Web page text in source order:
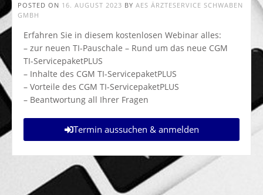
POSTED ON 16. AUGUST 2023 BY AES ÄRZTESERVICE SCHWABEN
GMBH
Erfahren Sie in diesem kostenlosen Webinar alles:
– zur neuen TI-Pauschale – Rund um das neue CGM
TI-ServicepaketPLUS
– Inhalte des CGM TI-ServicepaketPLUS
– Vorteile des CGM TI-ServicepaketPLUS
– Beantwortung all Ihrer Fragen
Termin aussuchen & anmelden